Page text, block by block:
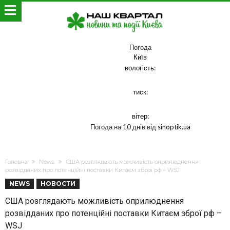
Погода
Київ
вологість:
тиск:
вітер:
Погода на 10 днів від sinoptik.ua
Головна News
США розглядають можливість оприлюднення
розвідданих про потенційні поставки Китаєм зброї рф – WSJ
NEWS НОВОСТИ
США розглядають можливість оприлюднення
розвідданих про потенційні поставки Китаєм зброї рф –
WSJ